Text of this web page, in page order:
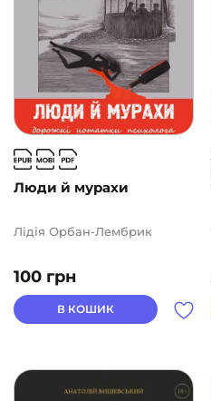
Люди й мурахи
100 грн
Лідія Орбан-Лембрик
В КОШИК